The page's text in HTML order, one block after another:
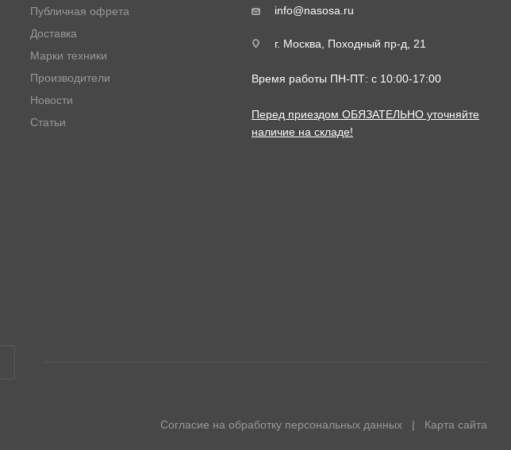
Публичная офрета
Доставка
Марки техники
Производители
Новости
Статьи
info@nasosa.ru
г. Москва, Походный пр-д, 21
Время работы ПН-ПТ: с 10:00-17:00
Перед приездом ОБЯЗАТЕЛЬНО уточняйте
наличие на складе!
Согласие на обработку персональных данных | Карта сайта